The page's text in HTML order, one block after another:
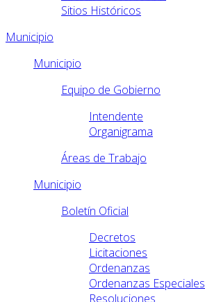
Sitios Históricos
Municipio
Municipio
Equipo de Gobierno
Intendente
Organigrama
Áreas de Trabajo
Municipio
Boletín Oficial
Decretos
Licitaciones
Ordenanzas
Ordenanzas Especiales
Resoluciones